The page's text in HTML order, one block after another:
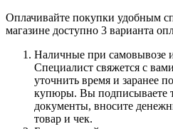
Оплачивайте покупки удобным
магазине доступно 3 варианта
Наличные при самовывозе
Специалист свяжется с
уточнить время и заранее
купюры. Вы подписываете
документы, вносите
товар и чек.